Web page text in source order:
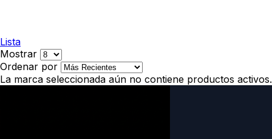
Lista
Mostrar
Ordenar por
La marca seleccionada aún no contiene productos activos.